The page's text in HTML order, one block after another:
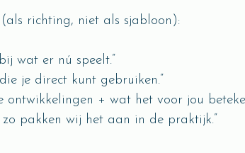
richting, niet als sjabloon):
wat er nú speelt.”
je direct kunt gebruiken.”
ontwikkelingen + wat het voor jou
zo pakken wij het aan in de praktijk.”